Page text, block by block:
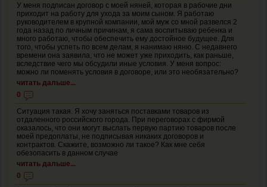
У меня подписан договор с моей няней, которая в рабочие дни
приходит на работу для ухода за моим сыном. Я работаю
руководителем в крупной компании, мой муж со мной развелся 2
года назад по личным причинам, я сама воспитываю ребенка и
много работаю, чтобы обеспечить ему достойное будущее. Для
того, чтобы успеть по всем делам, я нанимаю няню. С недавнего
времени она заявила, что не может уже приходить, как раньше,
вследствие чего мы обсудили иные условия. У меня вопрос:
можно ли поменять условия в договоре, или это необязательно?
читать дальше...
0
Ситуация такая. Я хочу заняться поставками товаров из
отдаленного российского города. При переговорах с фирмой
оказалось, что они могут выслать первую партию товаров после
моей предоплаты, не подписывая никаких договоров и
контрактов. Скажите, возможно ли такое? Как мне себя
обезопасить в данном случае
читать дальше...
0